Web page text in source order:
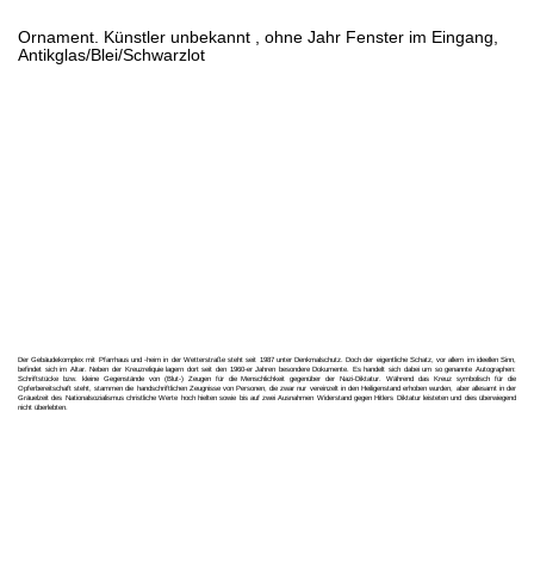
Ornament. Künstler unbekannt , ohne Jahr Fenster im Eingang,
Antikglas/Blei/Schwarzlot
Der Gebäudekomplex mit Pfarrhaus und -heim in der Wetterstraße steht seit 1987 unter Denkmalschutz. Doch der eigentliche Schatz, vor allem im ideellen Sinn,
befindet sich im Altar. Neben der Kreuzreliquie lagern dort seit den 1960-er Jahren besondere Dokumente. Es handelt sich dabei um so genannte Autographen:
Schriftstücke bzw. kleine Gegenstände von (Blut-) Zeugen für die Menschlichkeit gegenüber der Nazi-Diktatur. Während das Kreuz symbolisch für die
Opferbereitschaft steht, stammen die handschriftlichen Zeugnisse von Personen, die zwar nur vereinzelt in den Heiligenstand erhoben wurden, aber allesamt in der
Gräuelzeit des Nationalsozialismus christliche Werte hoch hielten sowie bis auf zwei Ausnahmen Widerstand gegen Hitlers Diktatur leisteten und dies überwiegend
nicht überlebten.